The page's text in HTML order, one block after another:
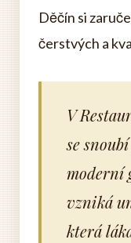
Děčín si
čerstvých a
V
se
moderní
vzniká
která